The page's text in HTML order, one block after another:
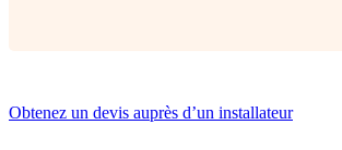
Obtenez un devis auprès d’un installateur